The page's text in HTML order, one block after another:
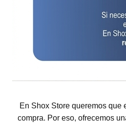
En Shox Store queremos que
compra. Por eso, ofrecemos